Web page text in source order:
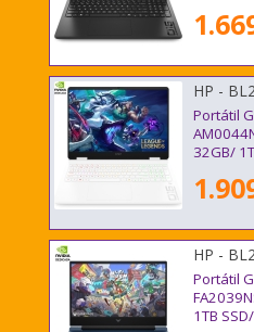
HP -
Portátil
32GB/
HP -
Portátil
1TB